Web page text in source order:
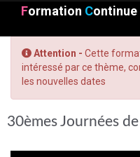
Formation Continue
Attention - Cette
intéressé par ce thème,
les nouvelles dates
30èmes Journées